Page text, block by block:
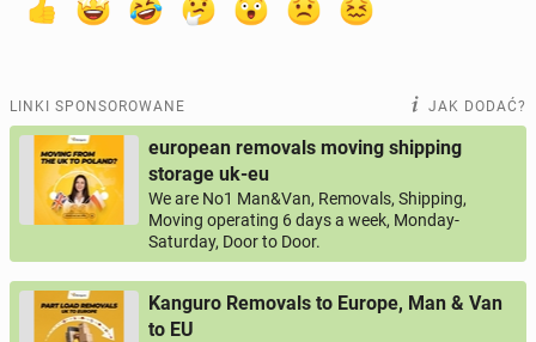
LINKI SPONSOROWANE JAK DODAĆ?
european removals moving shipping
storage uk-eu
We are No1 Man&Van, Removals, Shipping,
Moving operating 6 days a week, Monday-
Saturday, Door to Door.
Kanguro Removals to Europe, Man & Van
to EU